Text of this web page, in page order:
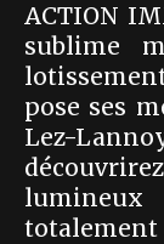
ACTION
sublime
pose ses
Lez-
totalement